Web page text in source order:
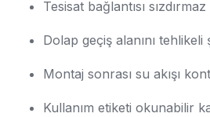
Tesisat bağlantısı sızdırmaz
Dolap geçiş alanını tehlikeli
Montaj sonrası su akışı
Kullanım etiketi okunabilir